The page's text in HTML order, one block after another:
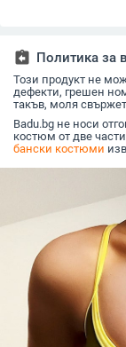
assignment_return Политика за
Този продукт не
дефекти, грешен
такъв, моля
Badu.bg не носи
костюм от две
бански костюми